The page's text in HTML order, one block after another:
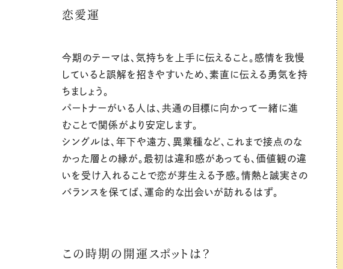
恋愛運
今期のテーマは、気持ちを上手に伝えること。感情を我慢
していると誤解を招きやすいため、素直に伝える勇気を持
ちましょう。
パートナーがいる人は、共通の目標に向かって一緒に進
むことで関係がより安定します。
シングルは、年下や遠方、異業種など、これまで接点のな
かった層との縁が。最初は違和感があっても、価値観の違
いを受け入れることで恋が芽生える予感。情熱と誠実さの
バランスを保てば、運命的な出会いが訪れるはず。
この時期の開運スポットは？